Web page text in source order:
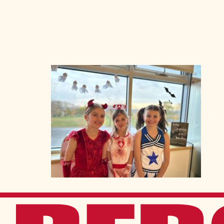
Frais généraux
Portes ouvertes
Bourses d’études
Tenue vestimentaire
Équipes sportives
Nos valeurs
Calendrier scolaire
Événements